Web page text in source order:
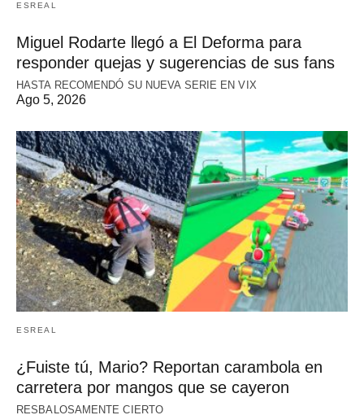
ESREAL
Miguel Rodarte llegó a El Deforma para
responder quejas y sugerencias de sus fans
HASTA RECOMENDÓ SU NUEVA SERIE EN VIX
Ago 5, 2026
ESREAL
¿Fuiste tú, Mario? Reportan carambola en
carretera por mangos que se cayeron
RESBALOSAMENTE CIERTO